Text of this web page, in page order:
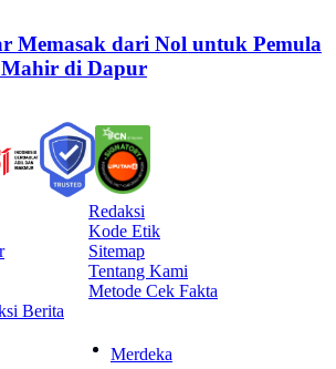
Memasak dari Nol untuk Pemula
di Dapur
Redaksi
Kode Etik
Sitemap
Tentang Kami
Metode Cek Fakta
Berita
Merdeka